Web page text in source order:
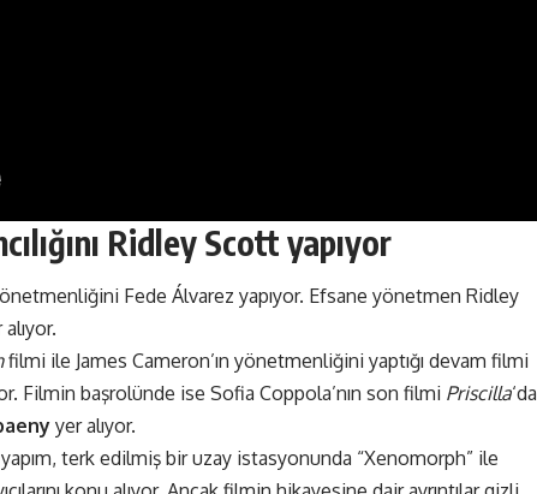
Ridley Scott yapıyor
Fede Álvarez yapıyor. Efsane yönetmen Ridley
filmi ile James Cameron’ın yönetmenliğini yaptığı devam filmi
Filmin başrolünde ise Sofia Coppola’nın son filmi Priscilla‘da
yer alıyor.
terk edilmiş bir uzay istasyonunda “Xenomorph” ile